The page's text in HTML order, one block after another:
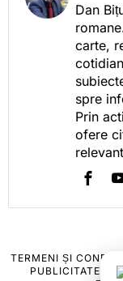
Dan
carte,
spre
Prin
ofere
TERMENI ȘI CONDIȚII
PUBLICITATE